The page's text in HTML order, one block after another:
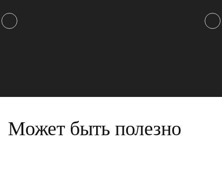
Может быть полезно